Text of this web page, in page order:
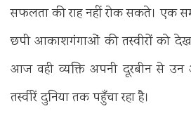
सफलता की राह नहीं रोक सकते। एक
छपी आकाशगंगाओं की तस्वीरों को
आज वही व्यक्ति अपनी दूरबीन से
तस्वीरें दुनिया तक पहुँचा रहा है।